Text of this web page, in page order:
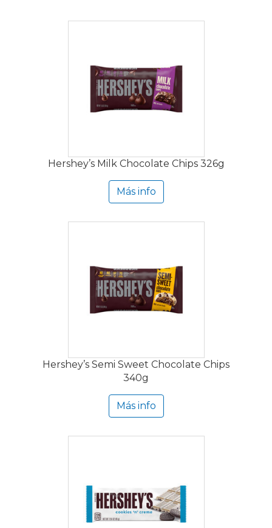
Hershey’s Milk Chocolate Chips 326g
Más info
Hershey’s Semi Sweet Chocolate Chips
340g
Más info